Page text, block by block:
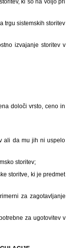
ki so na voljo pri
trgu sistemskih storitev
izvajanje storitev v
določi vrsto, ceno in
ali da mu jih ni uspelo
storitev;
storitve, ki je predmet
za zagotavljanje
za ugotovitev v